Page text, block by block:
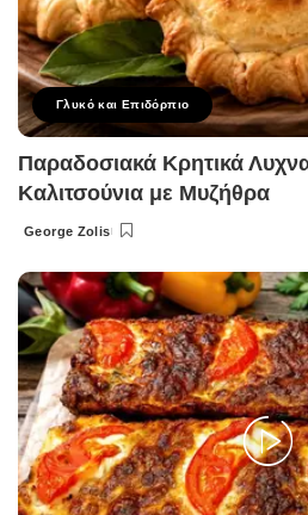
Γλυκό και Επιδόρπιο
Παραδοσιακά Κρητικά
Καλιτσούνια με Μυζήθρα
Posted
George Zolis